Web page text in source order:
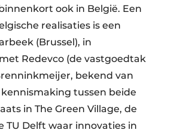
ook in België. Een
realisaties is een
(Brussel), in
Redevco (de vastgoedtak
bekend van
kennismaking tussen beide
in The Green Village, de
TU Delft waar innovaties in